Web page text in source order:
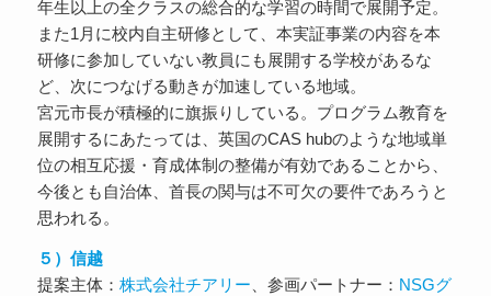
年生以上の全クラスの総合的な学習の時間で展開予定。
また1月に校内自主研修として、本実証事業の内容を本
研修に参加していない教員にも展開する学校があるな
ど、次につなげる動きが加速している地域。
宮元市長が積極的に旗振りしている。プログラム教育を
展開するにあたっては、英国のCAS hubのような地域単
位の相互応援・育成体制の整備が有効であることから、
今後とも自治体、首長の関与は不可欠の要件であろうと
思われる。
５）信越
提案主体： 株式会社チアリー 、参画パートナー： NSGグ